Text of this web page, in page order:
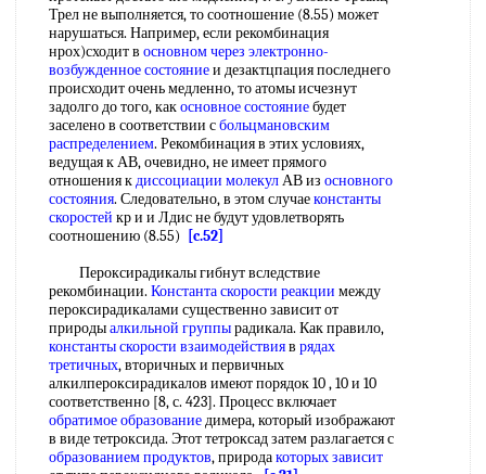
Трел не выполняется, то соотношение (8.55) может
нарушаться. Например, если рекомбинация
нрох)сходит в основном через электронно-
возбужденное состояниеи дезактцпация последнего
происходит очень медленно, то атомы исчезнут
задолго до того, какосновное состояниебудет
заселено в соответствии сбольцмановским
распределением. Рекомбинация в этих условиях,
ведущая к АВ, очевидно, не имеет прямого
отношения кдиссоциации молекулАВ из основного
состояния. Следовательно, в этом случаеконстанты
скоростей кр и и Лдис не будут удовлетворять
соотношению (8.55)
[c.52]
Пероксирадикалы гибнут вследствие
рекомбинации. Константа скорости реакции между
пероксирадикалами существенно зависит от
природыалкильной группырадикала. Как правило,
константы скорости взаимодействияв рядах
третичных, вторичных и первичных
алкилпероксирадикалов имеют порядок 10 , 10 и 10
соответственно [8, с. 423]. Процесс включает
обратимое образованиедимера, который изображают
в виде тетроксида. Этот тетроксад затем разлагается с
образованием продуктов, природакоторых зависит